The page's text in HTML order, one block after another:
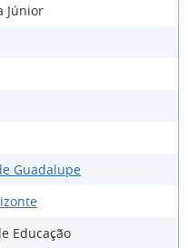
Júnior
Guadalupe
Educação